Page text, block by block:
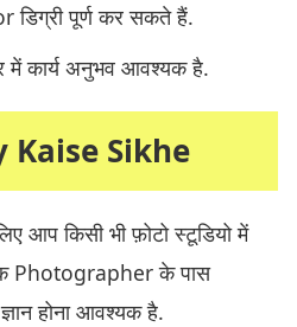
पूर्ण कर सकते हैं.
कार्य अनुभव आवश्यक है.
Kaise Sikhe
किसी भी फ़ोटो स्टूडियो में
Photographer के पास
होना आवश्यक है.